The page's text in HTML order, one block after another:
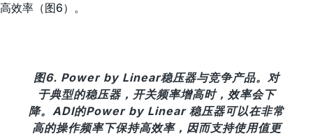
高效率（图6）。
图6. Power by Linear稳压器与竞争产品。对
于典型的稳压器，开关频率增高时，效率会下
降。ADI的Power by Linear 稳压器可以在非常
高的操作频率下保持高效率，因而支持使用值更